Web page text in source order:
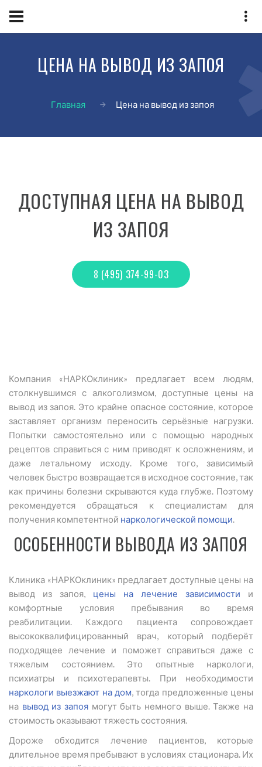
ЦЕНА НА ВЫВОД ИЗ ЗАПОЯ
Главная Цена на вывод из запоя
ДОСТУПНАЯ ЦЕНА НА ВЫВОД
ИЗ ЗАПОЯ
8 (495) 374-99-03
Компания «НАРКОклиник» предлагает всем людям,
столкнувшимся с алкоголизмом, доступные цены на
вывод из запоя. Это крайне опасное состояние, которое
заставляет организм переносить серьёзные нагрузки.
Попытки самостоятельно или с помощью народных
рецептов справиться с ним приводят к осложнениям, и
даже летальному исходу. Кроме того, зависимый
человек быстро возвращается в исходное состояние, так
как причины болезни скрываются куда глубже. Поэтому
рекомендуется обращаться к специалистам для
получения компетентной наркологической помощи.
ОСОБЕННОСТИ ВЫВОДА ИЗ ЗАПОЯ
Клиника «НАРКОклиник» предлагает доступные цены на
вывод из запоя, цены на лечение зависимости и
комфортные условия пребывания во время
реабилитации. Каждого пациента сопровождает
высококвалифицированный врач, который подберёт
подходящее лечение и поможет справиться даже с
тяжелым состоянием. Это опытные наркологи,
психиатры и психотерапевты. При необходимости
наркологи выезжают на дом, тогда предложенные цены
на вывод из запоя могут быть немного выше. Также на
стоимость оказывают тяжесть состояния.
Дороже обходится лечение пациентов, которые
длительное время пребывают в условиях стационара. Их